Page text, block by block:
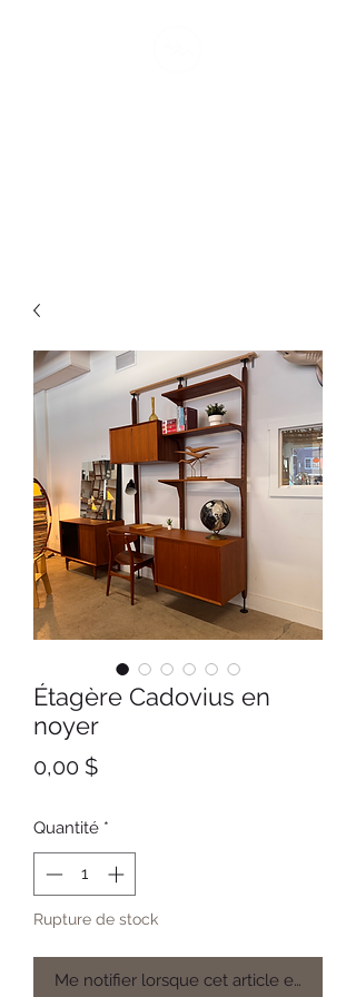
Étagère Cadovius en
noyer
0,00 $Prix
Quantité *
Rupture de stock
Me notifier lorsque cet article est